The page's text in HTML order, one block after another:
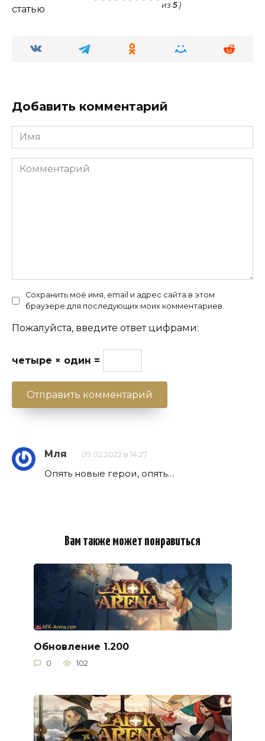
статью
из 5)
Добавить комментарий
Имя
Комментарий
Сохранить моё имя, email и адрес сайта в этом
браузере для последующих моих комментариев.
Пожалуйста, введите ответ цифрами:
четыре × один =
Мля 09.02.2022 в 14:27
Опять новые герои, опять…
Вам также может понравиться
Обновление 1.200
0 102